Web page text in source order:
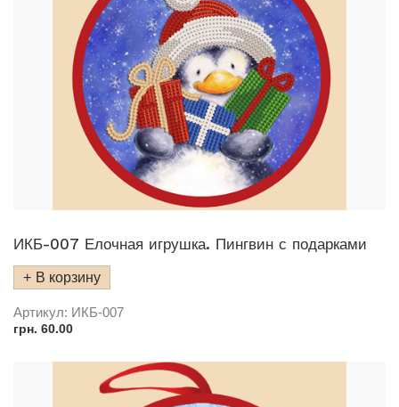
ИКБ-007 Елочная игрушка. Пингвин с подарками
В корзину
Артикул: ИКБ-007
грн. 60.00